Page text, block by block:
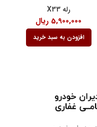
رله X33
5,900,000 ریال
افزودن به سبد خرید